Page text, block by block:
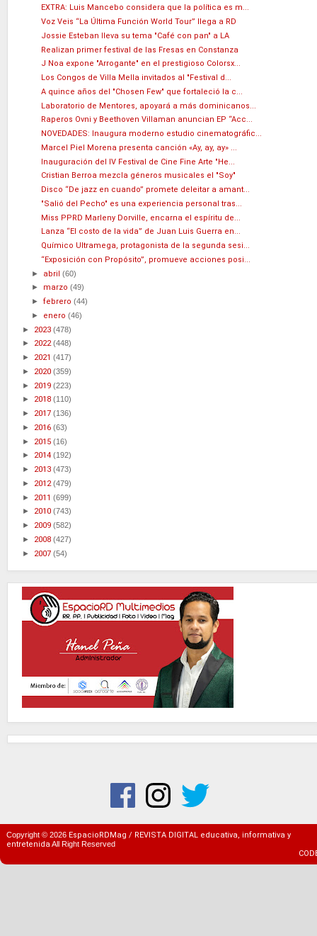
EXTRA: Luis Mancebo considera que la política es m...
Voz Veis “La Última Función World Tour” llega a RD
Jossie Esteban lleva su tema "Café con pan" a LA
Realizan primer festival de las Fresas en Constanza
J Noa expone "Arrogante" en el prestigioso Colorsx...
Los Congos de Villa Mella invitados al "Festival d...
A quince años del "Chosen Few" que fortaleció la c...
Laboratorio de Mentores, apoyará a más dominicanos...
Raperos Ovni y Beethoven Villaman anuncian EP “Acc...
NOVEDADES: Inaugura moderno estudio cinematográfic...
Marcel Piel Morena presenta canción «Ay, ay, ay» ...
Inauguración del IV Festival de Cine Fine Arte "He...
Cristian Berroa mezcla géneros musicales el "Soy"
Disco “De jazz en cuando” promete deleitar a amant...
"Salió del Pecho" es una experiencia personal tras...
Miss PPRD Marleny Dorville, encarna el espíritu de...
Lanza “El costo de la vida” de Juan Luis Guerra en...
Químico Ultramega, protagonista de la segunda sesi...
“Exposición con Propósito”, promueve acciones posi...
► abril(60)
► marzo(49)
►febrero(44)
► enero(46)
► 2023 (478)
► 2022(448)
► 2021 (417)
► 2020 (359)
► 2019 (223)
► 2018 (110)
► 2017 (136)
► 2016 (63)
► 2015 (16)
► 2014 (192)
► 2013 (473)
► 2012(479)
► 2011 (699)
► 2010 (743)
► 2009 (582)
► 2008 (427)
► 2007 (54)
Copyright © 2026 EspacioRDMag / REVISTA DIGITAL educativa, informativa y
entretenidaAll Right Reserved